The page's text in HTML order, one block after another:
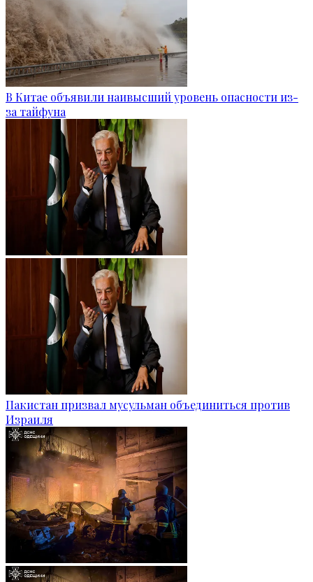
В Китае объявили наивысший уровень опасности из-
за тайфуна
Пакистан призвал мусульман объединиться против
Израиля